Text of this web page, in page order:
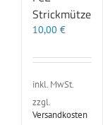
Strickmütze
10,00 €
inkl. MwSt.
zzgl.
Versandkosten